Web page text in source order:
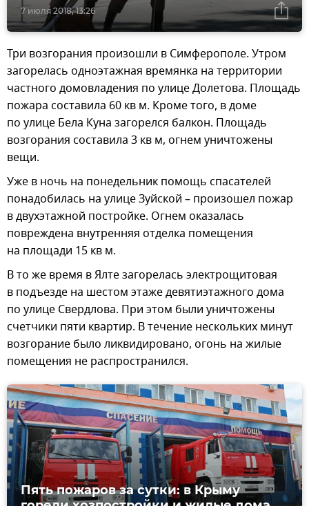
7 июля 2018, 13:26
Три возгорания произошли в Симферополе. Утром
загорелась одноэтажная времянка на территории
частного домовладения по улице Долетова. Площадь
пожара составила 60 кв м. Кроме того, в доме
по улице Бела Куна загорелся балкон. Площадь
возгорания составила 3 кв м, огнем уничтожены
вещи.
Уже в ночь на понедельник помощь спасателей
понадобилась на улице Зуйской – произошел пожар
в двухэтажной постройке. Огнем оказалась
повреждена внутренняя отделка помещения
на площади 15 кв м.
В то же время в Ялте загорелась электрощитовая
в подъезде на шестом этаже девятиэтажного дома
по улице Свердлова. При этом были уничтожены
счетчики пяти квартир. В течение нескольких минут
возгорание было ликвидировано, огонь на жилые
помещения не распространился.
Пять пожаров за сутки: в Крыму